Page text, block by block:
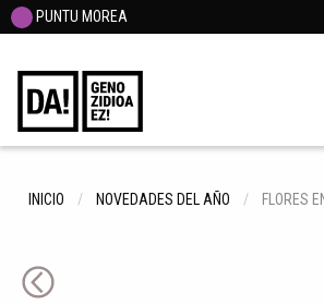
PUNTU MOREA
INICIO NOVEDADES DEL AÑO FLORES